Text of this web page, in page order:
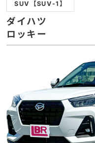
SUV【SUV-1】
ダイハツ
ロッキー